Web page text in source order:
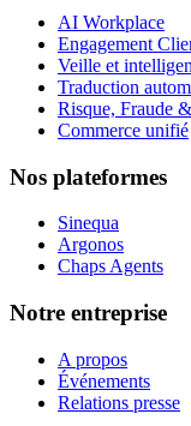
AI Workplace
Engagement
Veille et
Traduction
Risque, Fraude
Commerce unifié
Nos plateformes
Sinequa
Argonos
Chaps Agents
Notre entreprise
A propos
Événements
Relations presse